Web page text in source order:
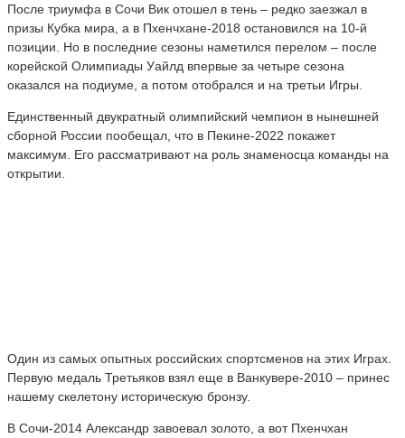
После триумфа в Сочи Вик отошел в тень – редко заезжал в
призы Кубка мира, а в Пхенчхане-2018 остановился на 10-й
позиции. Но в последние сезоны наметился перелом – после
корейской Олимпиады Уайлд впервые за четыре сезона
оказался на подиуме, а потом отобрался и на третьи Игры.
Единственный двукратный олимпийский чемпион в нынешней
сборной России пообещал, что в Пекине-2022 покажет
максимум. Его рассматривают на роль знаменосца команды на
открытии.
Один из самых опытных российских спортсменов на этих Играх.
Первую медаль Третьяков взял еще в Ванкувере-2010 – принес
нашему скелетону историческую бронзу.
В Сочи-2014 Александр завоевал золото, а вот Пхенчхан